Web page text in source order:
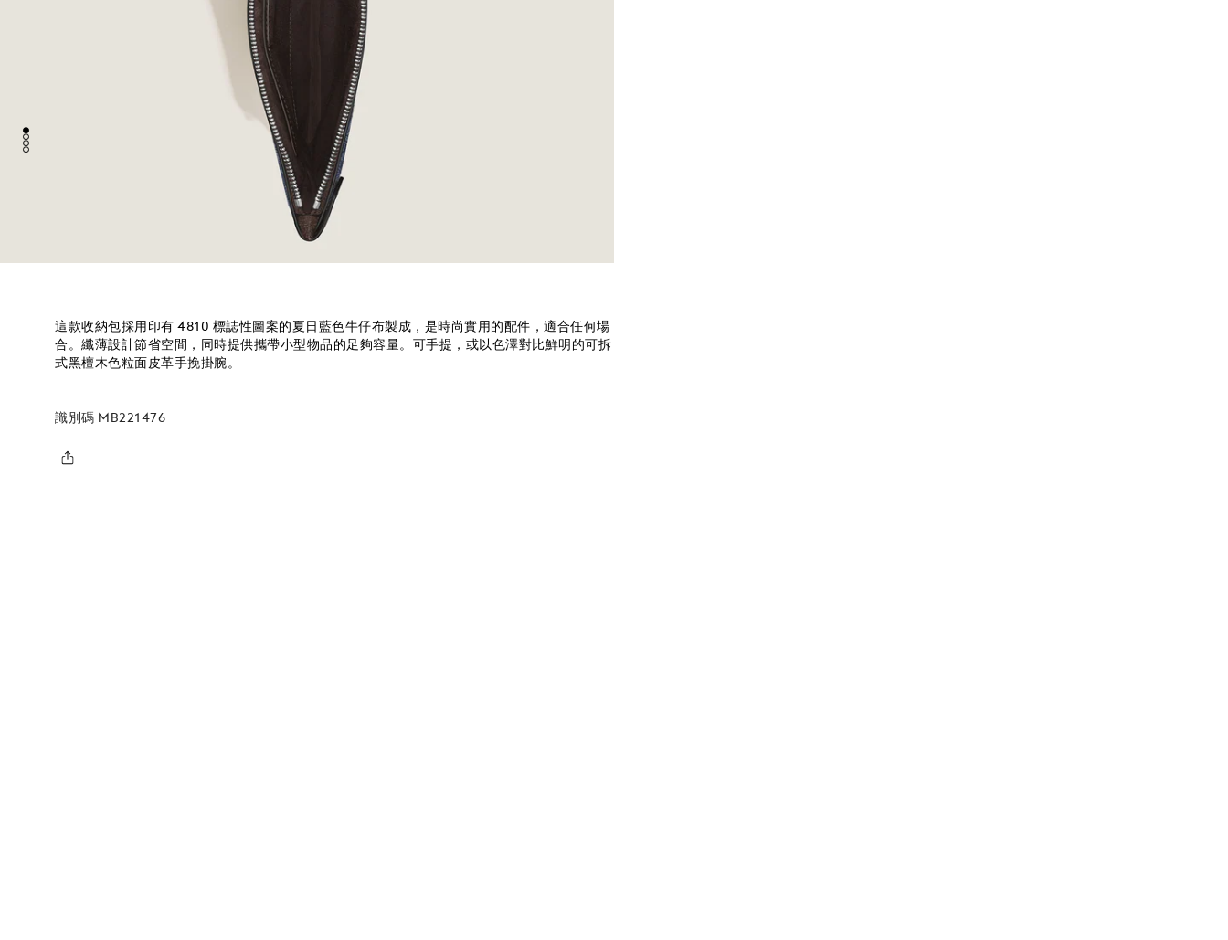
這款收納包採用印有 4810 標誌性圖案的夏日藍色牛仔布製成，是時尚實用的配件，適合任何場
合。纖薄設計節省空間，同時提供攜帶小型物品的足夠容量。可手提，或以色澤對比鮮明的可拆
式黑檀木色粒面皮革手挽掛腕。
識別碼 MB221476